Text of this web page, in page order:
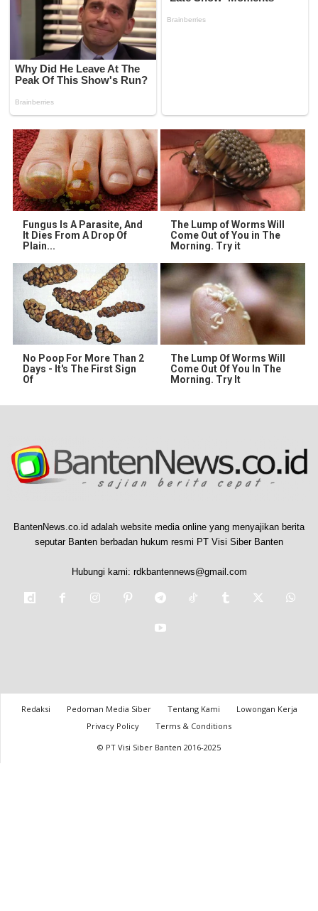
Fungus Is A Parasite, And
It Dies From A Drop Of
Plain...
The Lump of Worms Will
Come Out of You in The
Morning. Try it
No Poop For More Than 2
Days - It's The First Sign
Of
The Lump Of Worms Will
Come Out Of You In The
Morning. Try It
BantenNews.co.id adalah website media online yang menyajikan berita
seputar Banten berbadan hukum resmi PT Visi Siber Banten
Hubungi kami: rdkbantennews@gmail.com
Redaksi Pedoman Media Siber Tentang Kami
Lowongan Kerja
Privacy Policy
Terms & Conditions
© PT Visi Siber Banten 2016-2025